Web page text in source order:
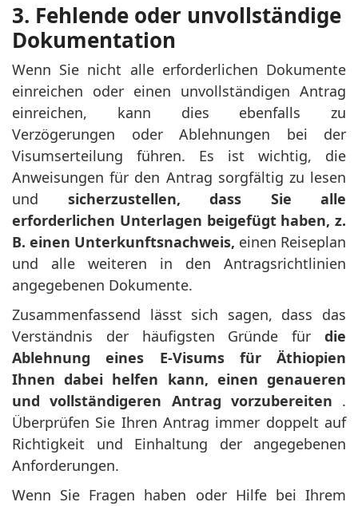
3. Fehlende oder unvollständige
Dokumentation
Wenn Sie nicht alle erforderlichen Dokumente
einreichen oder einen unvollständigen Antrag
einreichen, kann dies ebenfalls zu
Verzögerungen oder Ablehnungen bei der
Visumserteilung führen. Es ist wichtig, die
Anweisungen für den Antrag sorgfältig zu lesen
und sicherzustellen, dass Sie alle
erforderlichen Unterlagen beigefügt haben, z.
B. einen Unterkunftsnachweis, einen Reiseplan
und alle weiteren in den Antragsrichtlinien
angegebenen Dokumente.
Zusammenfassend lässt sich sagen, dass das
Verständnis der häufigsten Gründe für die
Ablehnung eines E-Visums für Äthiopien
Ihnen dabei helfen kann, einen genaueren
und vollständigeren Antrag vorzubereiten .
Überprüfen Sie Ihren Antrag immer doppelt auf
Richtigkeit und Einhaltung der angegebenen
Anforderungen.
Wenn Sie Fragen haben oder Hilfe bei Ihrem